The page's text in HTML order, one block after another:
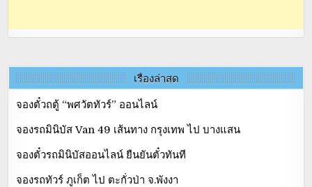
เรื่องล่าสุด
จองตั๋วถตู้ “พศวัตทัวร์” ออนไลน์
จองรถมินิบัส Van 49 เส้นทาง กรุงเทพ ไป บางแสน
จองตั๋วรถมินิบัสออนไลน์ ยืนยันตั๋วทันที
จองรถทัวร์ ภูเก็ต ไป ตะกั่วป่า จ.พังงา